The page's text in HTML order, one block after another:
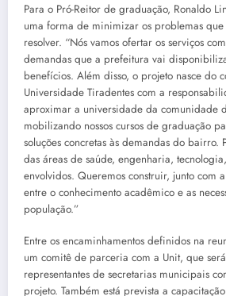
Para o Pró-Reitor de graduação, Ronaldo
uma forma de minimizar os problemas
resolver. “Nós vamos ofertar os serviços
demandas que a prefeitura vai
benefícios. Além disso, o projeto nasce do
Universidade Tiradentes com a
aproximar a universidade da comunidade
mobilizando nossos cursos de graduação
soluções concretas às demandas do bairro.
das áreas de saúde, engenharia,
envolvidos. Queremos construir, junto com
entre o conhecimento acadêmico e as
população.”
Entre os encaminhamentos definidos na
um comitê de parceria com a Unit, que
representantes de secretarias municipais
projeto. Também está prevista a